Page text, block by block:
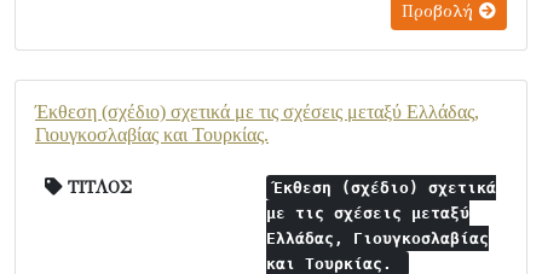
Προβολή
Έκθεση (σχέδιο) σχετικά με τις σχέσεις μεταξύ Ελλάδας,
Γιουγκοσλαβίας και Τουρκίας.
ΤΙΤΛΟΣ
Έκθεση (σχέδιο) σχετικά
με τις σχέσεις μεταξύ
Ελλάδας, Γιουγκοσλαβίας
και Τουρκίας.